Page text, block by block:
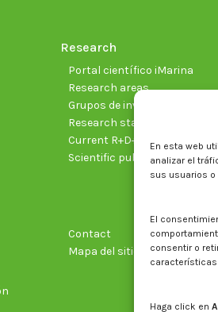
En esta web
analizar el
sus usuarios
El
consentir o
Haga click en
Research
Portal científico iMarina
Research areas
Grupos de investigación
Research staff
Current R+D+I projects
Scientific publications
Contact
Mapa del sitio web